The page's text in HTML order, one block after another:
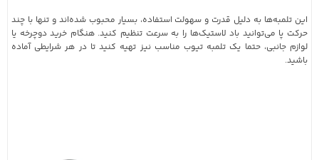
این تلمبه‌ها به دلیل قدرت و سهولت استفاده، بسیار محبوب شده‌اند و تنها با چند
حرکت پا می‌توانید باد لاستیک‌ها را به سرعت تنظیم کنید. هنگام خرید دوچرخه یا
لوازم جانبی، حتما یک تلمبه تیوب مناسب نیز تهیه کنید تا در هر شرایطی آماده
باشید.